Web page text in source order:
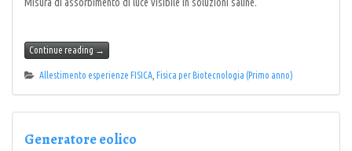
Continue reading →
Allestimento esperienze FISICA Fisica per Biotecnologia (Primo anno)
Generatore eolico